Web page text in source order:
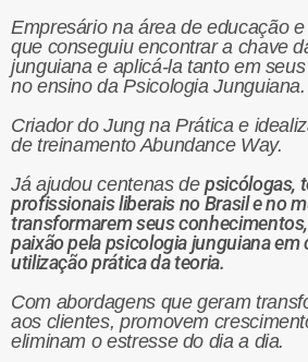
Empresário na área de educação
que conseguiu encontrar a chave
junguiana e aplicá-la tanto em
no ensino da Psicologia Junguiana.
Criador do Jung na Prática e
de treinamento Abundance Way.
Já ajudou centenas depsicólogas,
profissionais liberaisno Brasil e no
transformarem seus
paixão pela psicologia junguiana em
utilização prática da teoria.
Com abordagens que geram
aos clientes, promovem
eliminam o estresse do dia a dia.